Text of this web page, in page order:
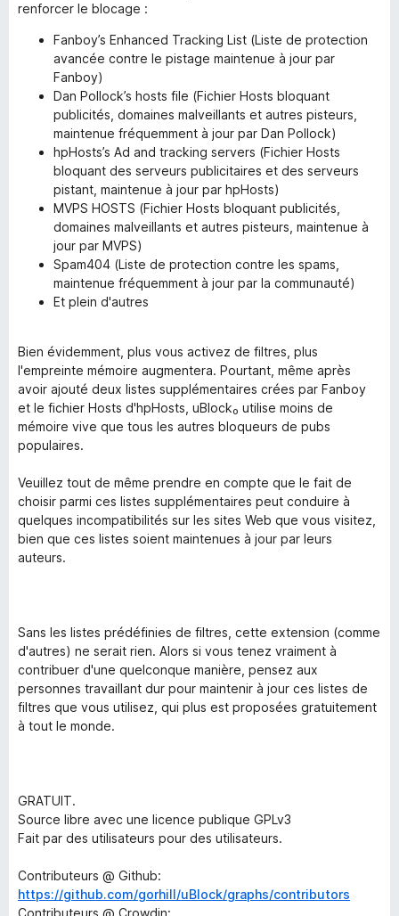
renforcer le blocage :
Fanboy’s Enhanced Tracking List (Liste de protection
avancée contre le pistage maintenue à jour par
Fanboy)
Dan Pollock’s hosts file (Fichier Hosts bloquant
publicités, domaines malveillants et autres pisteurs,
maintenue fréquemment à jour par Dan Pollock)
hpHosts’s Ad and tracking servers (Fichier Hosts
bloquant des serveurs publicitaires et des serveurs
pistant, maintenue à jour par hpHosts)
MVPS HOSTS (Fichier Hosts bloquant publicités,
domaines malveillants et autres pisteurs, maintenue à
jour par MVPS)
Spam404 (Liste de protection contre les spams,
maintenue fréquemment à jour par la communauté)
Et plein d'autres
Bien évidemment, plus vous activez de filtres, plus
l'empreinte mémoire augmentera. Pourtant, même après
avoir ajouté deux listes supplémentaires crées par Fanboy
et le fichier Hosts d'hpHosts, uBlock₀ utilise moins de
mémoire vive que tous les autres bloqueurs de pubs
populaires.
Veuillez tout de même prendre en compte que le fait de
choisir parmi ces listes supplémentaires peut conduire à
quelques incompatibilités sur les sites Web que vous visitez,
bien que ces listes soient maintenues à jour par leurs
auteurs.
Sans les listes prédéfinies de filtres, cette extension (comme
d'autres) ne serait rien. Alors si vous tenez vraiment à
contribuer d'une quelconque manière, pensez aux
personnes travaillant dur pour maintenir à jour ces listes de
filtres que vous utilisez, qui plus est proposées gratuitement
à tout le monde.
GRATUIT.
Source libre avec une licence publique GPLv3
Fait par des utilisateurs pour des utilisateurs.
Contributeurs @ Github:
https://github.com/gorhill/uBlock/graphs/contributors
Contributeurs @ Crowdin: